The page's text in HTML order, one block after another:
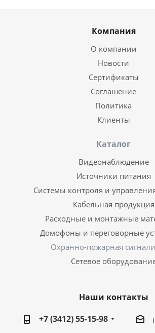
Компания
О компании
Новости
Сертификаты
Соглашение
Политика
Клиенты
Каталог
Видеонаблюдение
Источники питания
Системы контроля и
Кабельная продукция
Расходные и монтажные
Домофоны и переговорные
Охранно-пожарная
Сетевое
Наши контакты
+7 (3412) 55-15-98